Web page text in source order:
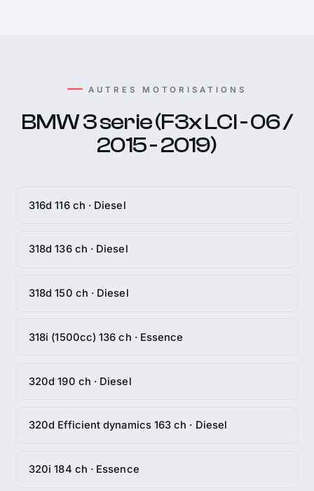
AUTRES MOTORISATIONS
BMW 3 serie (F3x LCI - 06 /
2015 - 2019)
316d 116 ch · Diesel
318d 136 ch · Diesel
318d 150 ch · Diesel
318i (1500cc) 136 ch · Essence
320d 190 ch · Diesel
320d Efficient dynamics 163 ch · Diesel
320i 184 ch · Essence